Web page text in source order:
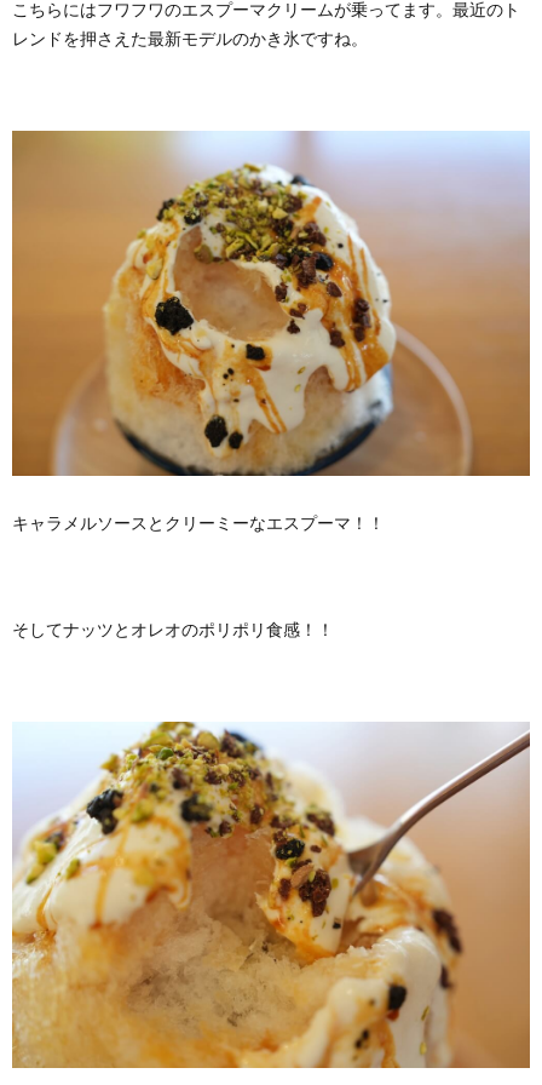
こちらにはフワフワのエスプーマクリームが乗ってます。最近のト
レンドを押さえた最新モデルのかき氷ですね。
キャラメルソースとクリーミーなエスプーマ！！
そしてナッツとオレオのポリポリ食感！！